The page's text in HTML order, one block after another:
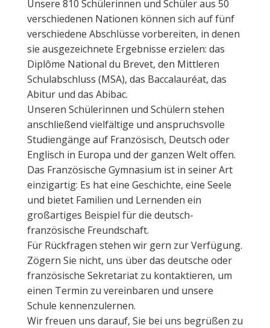
Unsere 810 Schülerinnen und Schüler aus 50
verschiedenen Nationen können sich auf fünf
verschiedene Abschlüsse vorbereiten, in denen
sie ausgezeichnete Ergebnisse erzielen: das
Diplôme National du Brevet, den Mittleren
Schulabschluss (MSA), das Baccalauréat, das
Abitur und das Abibac.
Unseren Schülerinnen und Schülern stehen
anschließend vielfältige und anspruchsvolle
Studiengänge auf Französisch, Deutsch oder
Englisch in Europa und der ganzen Welt offen.
Das Französische Gymnasium ist in seiner Art
einzigartig: Es hat eine Geschichte, eine Seele
und bietet Familien und Lernenden ein
großartiges Beispiel für die deutsch-
französische Freundschaft.
Für Rückfragen stehen wir gern zur Verfügung.
Zögern Sie nicht, uns über das deutsche oder
französische Sekretariat zu kontaktieren, um
einen Termin zu vereinbaren und unsere
Schule kennenzulernen.
Wir freuen uns darauf, Sie bei uns begrüßen zu